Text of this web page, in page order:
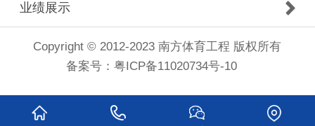
业绩展示
Copyright © 2012-2023 南方体育工程 版权所有
备案号： 粤ICP备11020734号-10